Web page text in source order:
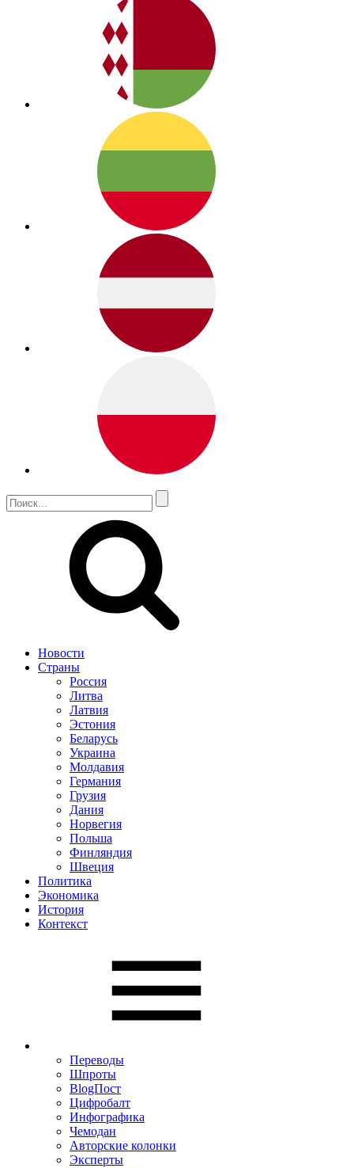
Новости
Страны
Россия
Литва
Латвия
Эстония
Беларусь
Украина
Молдавия
Германия
Грузия
Дания
Норвегия
Польша
Финляндия
Швеция
Политика
Экономика
История
Контекст
Переводы
Шпроты
BlogПост
Цифробалт
Инфографика
Чемодан
Авторские колонки
Эксперты